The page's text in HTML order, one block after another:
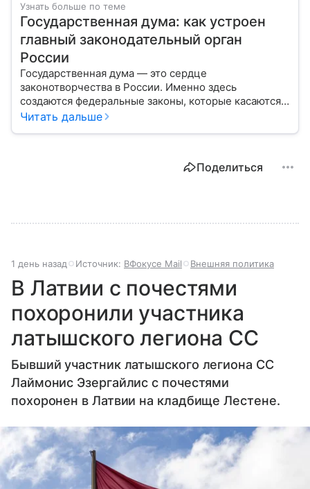
Узнать больше по теме
Государственная дума: как устроен
главный законодательный орган
России
Государственная дума — это сердце
законотворчества в России. Именно здесь
создаются федеральные законы, которые касаются
жизни каждого гражданина: от образования и
Читать дальше
Поделиться
1 день назад Источник: ВФокусе Mail Внешняя политика
В Латвии с почестями
похоронили участника
латышского легиона СС
Бывший участник латышского легиона СС
Лаймонис Эзергайлис с почестями
похоронен в Латвии на кладбище Лестене.